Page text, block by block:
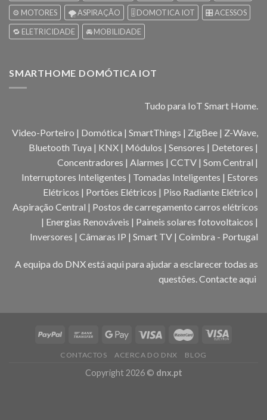
⚙️ MOTORES
🌪️ ASPIRAÇÃO 🎚️ DOMOTICA IOT
🎛️ ACESSOS
🔁 ELETRICIDADE
🚘 MOBILIDADE
SMARTHOME DOMÓTICA IOT
Tudo para IoT Smart Home.
Video-Porteiro | Domótica | SmartThings | ZigBee | Z-Wave,
Bluetooth Tuya | KNX | Módulos | Sensores | Detetores |
Concentradores | Alarmes | CCTV | Som Central |
Interruptores Inteligentes | Tomadas Inteligentes | Estores
Elétricos | Portões Elétricos | Piso Radiante Elétrico |
Aspiração Central | Postos de carregamento carros elétricos
| Energias Renováveis | Paineis solares fotovoltaicos |
Inversores | Câmaras IP | Smart TV | Coimbra - Portugal
A equipa do DNX está aqui para ajudar a esclarecer todas as
questões.Contacte aqui
CONTACTOS ACERCA DO DNX BLOG
Copyright 2026 © dnx.pt